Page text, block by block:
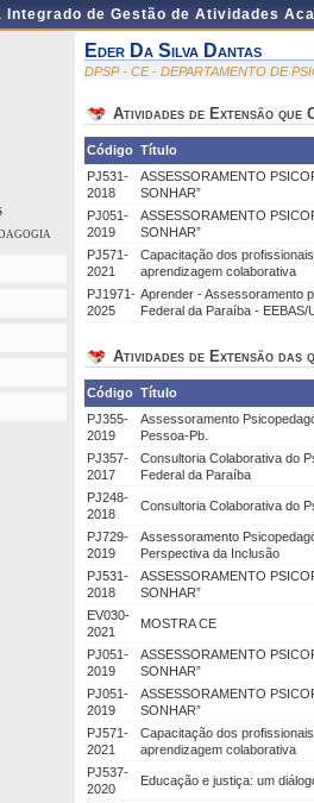
Integrado de Gestão de Atividades
Eder Da Silva Dantas
DPSP - CE - DEPARTAMENTO DE
Atividades de Extensão que
Código Título
PJ531-
2018
ASSESSORAMENTO
SONHAR”
PJ051-
2019
ASSESSORAMENTO
SONHAR”
PJ571-
2021
Capacitação dos
aprendizagem colaborativa
PJ1971-
2025
Aprender - Assessoramento
Federal da Paraíba - EEBAS/
Atividades de Extensão das
Código Título
PJ355-
2019
Assessoramento
Pessoa-Pb.
PJ357-
2017
Consultoria Colaborativa do
Federal da Paraíba
PJ248-
2018
Consultoria Colaborativa do
PJ729-
2019
Assessoramento
Perspectiva da Inclusão
PJ531-
2018
ASSESSORAMENTO
SONHAR”
EV030-
2021
MOSTRA CE
PJ051-
2019
ASSESSORAMENTO
SONHAR”
PJ051-
2019
ASSESSORAMENTO
SONHAR”
PJ571-
2021
Capacitação dos
aprendizagem colaborativa
PJ537-
2020
Educação e justiça: um